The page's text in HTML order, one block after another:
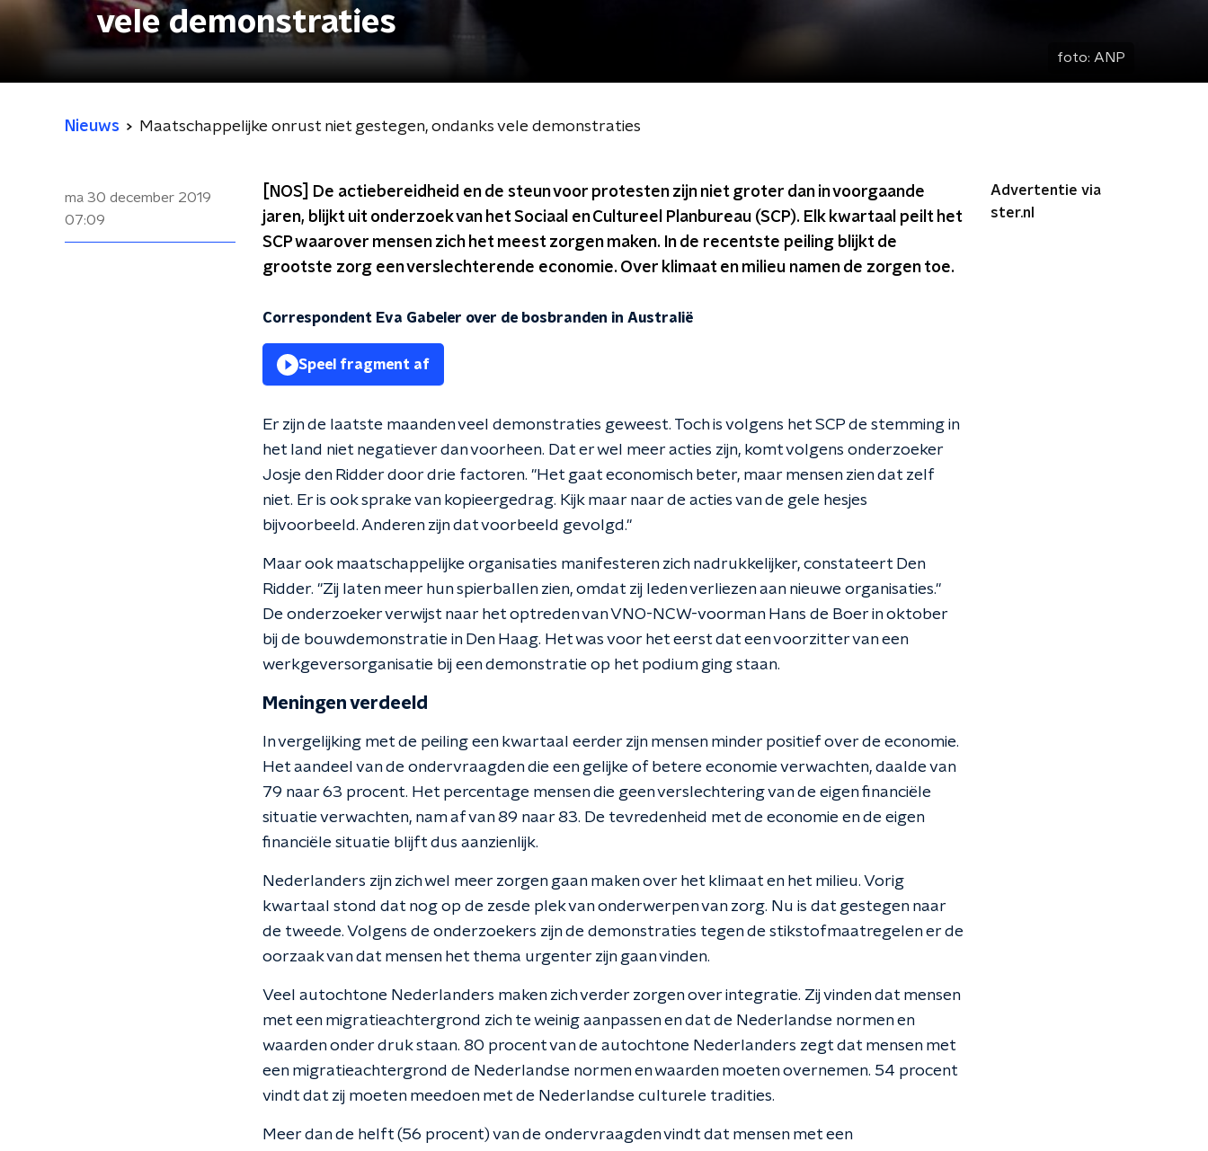
vele demonstraties
foto: ANP
Nieuws Maatschappelijke onrust niet gestegen, ondanks vele demonstraties
ma 30 december 2019
07:09
[NOS] De actiebereidheid en de steun voor protesten zijn niet groter dan in voorgaande
jaren, blijkt uit onderzoek van het Sociaal en Cultureel Planbureau (SCP). Elk kwartaal peilt het
SCP waarover mensen zich het meest zorgen maken. In de recentste peiling blijkt de
grootste zorg een verslechterende economie. Over klimaat en milieu namen de zorgen toe.
Correspondent Eva Gabeler over de bosbranden in Australië
Speel fragment af
Er zijn de laatste maanden veel demonstraties geweest. Toch is volgens het SCP de stemming in
het land niet negatiever dan voorheen. Dat er wel meer acties zijn, komt volgens onderzoeker
Josje den Ridder door drie factoren. "Het gaat economisch beter, maar mensen zien dat zelf
niet. Er is ook sprake van kopieergedrag. Kijk maar naar de acties van de gele hesjes
bijvoorbeeld. Anderen zijn dat voorbeeld gevolgd."
Maar ook maatschappelijke organisaties manifesteren zich nadrukkelijker, constateert Den
Ridder. "Zij laten meer hun spierballen zien, omdat zij leden verliezen aan nieuwe organisaties."
De onderzoeker verwijst naar het optreden van VNO-NCW-voorman Hans de Boer in oktober
bij de bouwdemonstratie in Den Haag. Het was voor het eerst dat een voorzitter van een
werkgeversorganisatie bij een demonstratie op het podium ging staan.
Meningen verdeeld
In vergelijking met de peiling een kwartaal eerder zijn mensen minder positief over de economie.
Het aandeel van de ondervraagden die een gelijke of betere economie verwachten, daalde van
79 naar 63 procent. Het percentage mensen die geen verslechtering van de eigen financiële
situatie verwachten, nam af van 89 naar 83. De tevredenheid met de economie en de eigen
financiële situatie blijft dus aanzienlijk.
Nederlanders zijn zich wel meer zorgen gaan maken over het klimaat en het milieu. Vorig
kwartaal stond dat nog op de zesde plek van onderwerpen van zorg. Nu is dat gestegen naar
de tweede. Volgens de onderzoekers zijn de demonstraties tegen de stikstofmaatregelen er de
oorzaak van dat mensen het thema urgenter zijn gaan vinden.
Veel autochtone Nederlanders maken zich verder zorgen over integratie. Zij vinden dat mensen
met een migratieachtergrond zich te weinig aanpassen en dat de Nederlandse normen en
waarden onder druk staan. 80 procent van de autochtone Nederlanders zegt dat mensen met
een migratieachtergrond de Nederlandse normen en waarden moeten overnemen. 54 procent
vindt dat zij moeten meedoen met de Nederlandse culturele tradities.
Meer dan de helft (56 procent) van de ondervraagden vindt dat mensen met een
Advertentie via
ster.nl